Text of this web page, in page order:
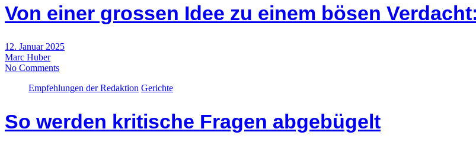
Von einer grossen Idee zu einem bösen
12. Januar 2025
Marc Huber
No Comments
Empfehlungen der Redaktion Gerichte
So werden kritische Fragen abgebügelt